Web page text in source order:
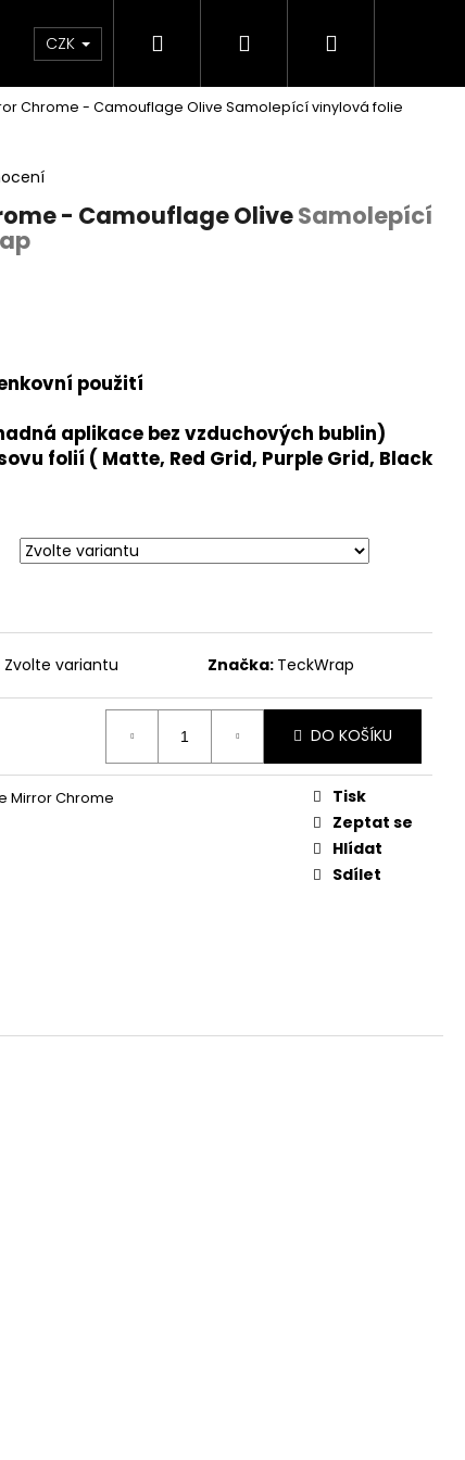
BLEŠÍ TRH🛍️ Doprava a platba
CZK Hledat PřihlášeníNákupní
Chrome - Camouflage Olive Samolepící vinylová folie
- Camouflage OliveSamolepící
použití
aplikace bez vzduchových bublin)
folií ( Matte, Red Grid, Purple Grid, Black
Zvolte variantu Značka: TeckWrap
DO KOŠÍKU
Mirror Chrome
Tisk
Zeptat se
Hlídat
Sdílet